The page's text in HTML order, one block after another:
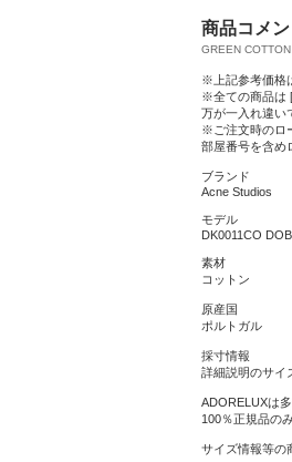
商品コメン
GREEN
※上記参考価格
※全ての商品は [
万が一入れ違い
※ご注文時のロ
部屋番号を含め
ブランド
Acne Studios
モデル
DK0011CO DOB
素材
コットン
原産国
ポルトガル
採寸情報
詳細説明のサイ
ADORELUXは
100％正規品の
サイズ情報等の